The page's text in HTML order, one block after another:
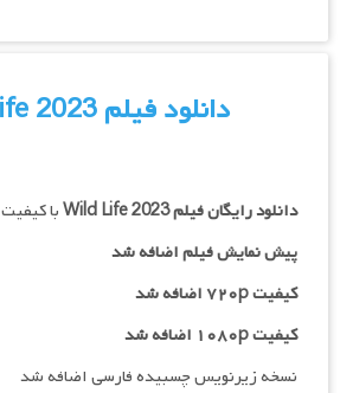
دانلود فیلم Wild Life 2023
دانلود رایگان فیلمWild Life 2023با کیفیت
پیش نمایش فیلم اضافه شد
کیفیت ۷۲۰p اضافه شد
کیفیت ۱۰۸۰p اضافه شد
نسخه زیرنویس چسبیده فارسی اضافه شد